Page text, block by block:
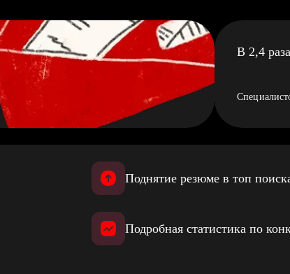
В 2,4
Поднятие резюме в топ
Подробная статистика по